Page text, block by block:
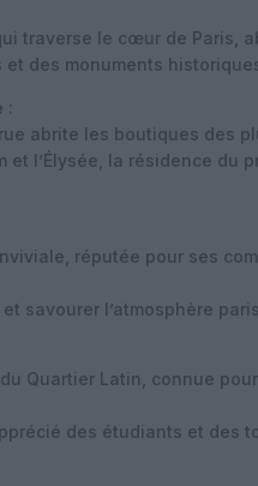
traverse le cœur de Paris,
des monuments
:
abrite les boutiques des
et l’Élysée, la résidence du
réputée pour ses
savourer l’atmosphère
Quartier Latin, connue
des étudiants et des